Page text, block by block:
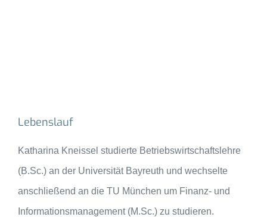
Lebenslauf
Katharina Kneissel studierte Betriebswirtschaftslehre
(B.Sc.) an der Universität Bayreuth und wechselte
anschließend an die TU München um Finanz- und
Informationsmanagement (M.Sc.) zu studieren.